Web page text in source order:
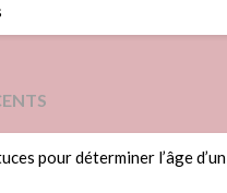
pour déterminer l’âge d’un